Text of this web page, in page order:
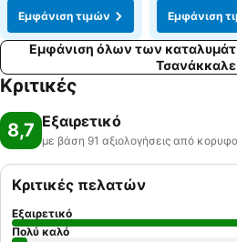
Εμφάνιση τιμών
Εμφάνιση
Εμφάνιση όλων των
Τσανάκκαλε
Κριτικές
8,7 Εξαιρετικό
με βάση 91 αξιολογήσεις από
Κριτικές πελατών
Εξαιρετικό
Πολύ καλό